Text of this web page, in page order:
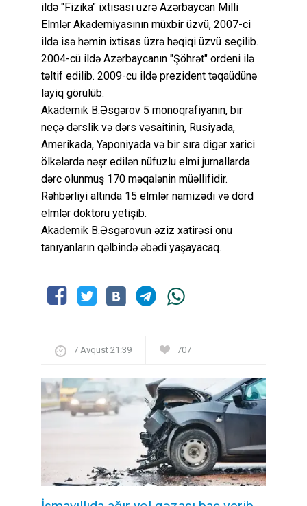
ildə "Fizika" ixtisası üzrə Azərbaycan Milli
Elmlər Akademiyasının müxbir üzvü, 2007-ci
ildə isə həmin ixtisas üzrə həqiqi üzvü seçilib.
2004-cü ildə Azərbaycanın "Şöhrət" ordeni ilə
təltif edilib. 2009-cu ildə prezident təqaüdünə
layiq görülüb.
Akademik B.Əsgərov 5 monoqrafiyanın, bir
neçə dərslik və dərs vəsaitinin, Rusiyada,
Amerikada, Yaponiyada və bir sıra digər xarici
ölkələrdə nəşr edilən nüfuzlu elmi jurnallarda
dərc olunmuş 170 məqalənin müəllifidir.
Rəhbərliyi altında 15 elmlər namizədi və dörd
elmlər doktoru yetişib.
Akademik B.Əsgərovun əziz xatirəsi onu
tanıyanların qəlbində əbədi yaşayacaq.
7 Avqust 21:39 707